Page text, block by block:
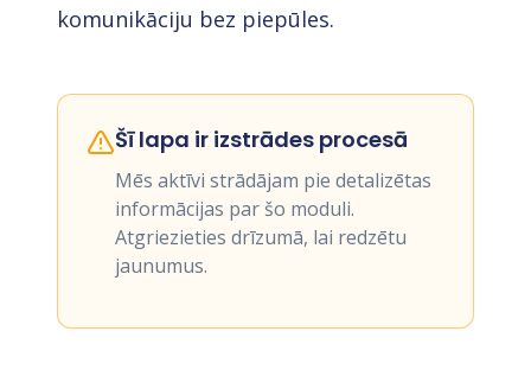
komunikāciju bez piepūles.
Šī lapa ir izstrādes procesā
Mēs aktīvi strādājam pie detalizētas
informācijas par šo moduli.
Atgriezieties drīzumā, lai redzētu
jaunumus.